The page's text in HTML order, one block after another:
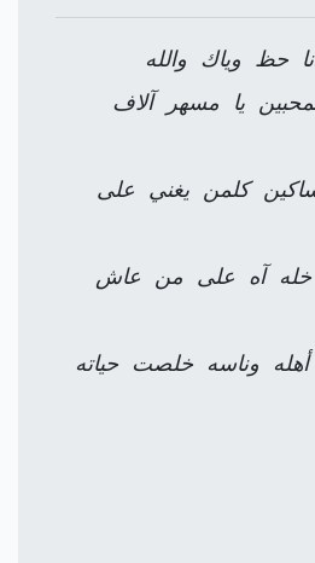
حظ وياك والله
يا مسهر آلاف
كلمن يغني على
آه على من عاش
وناسه خلصت حياته